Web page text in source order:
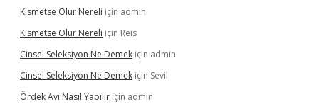
Kismetse Olur Nereli için admin
Kismetse Olur Nereli için Reis
Cinsel Seleksiyon Ne Demek için admin
Cinsel Seleksiyon Ne Demek için Sevil
Ördek Avı Nasıl Yapılır için admin